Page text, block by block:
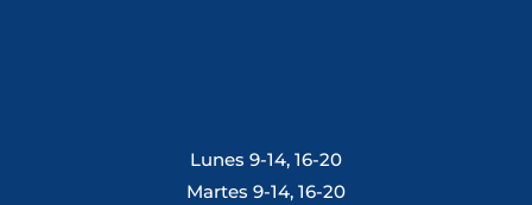
Lunes 9-14, 16-20
Martes 9-14, 16-20